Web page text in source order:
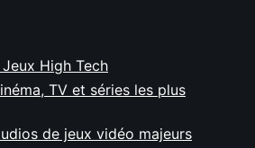
Jeux High Tech
TV et séries les plus
de jeux vidéo majeurs